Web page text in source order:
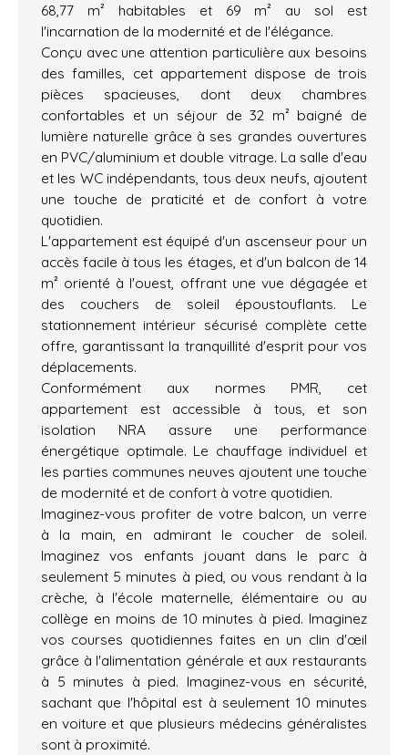
68,77 m² habitables et 69 m² au sol est
l'incarnation de la modernité et de l'élégance.
Conçu avec une attention particulière aux besoins
des familles, cet appartement dispose de trois
pièces spacieuses, dont deux chambres
confortables et un séjour de 32 m² baigné de
lumière naturelle grâce à ses grandes ouvertures
en PVC/aluminium et double vitrage. La salle d'eau
et les WC indépendants, tous deux neufs, ajoutent
une touche de praticité et de confort à votre
quotidien.
L'appartement est équipé d'un ascenseur pour un
accès facile à tous les étages, et d'un balcon de 14
m² orienté à l'ouest, offrant une vue dégagée et
des couchers de soleil époustouflants. Le
stationnement intérieur sécurisé complète cette
offre, garantissant la tranquillité d'esprit pour vos
déplacements.
Conformément aux normes PMR, cet
appartement est accessible à tous, et son
isolation NRA assure une performance
énergétique optimale. Le chauffage individuel et
les parties communes neuves ajoutent une touche
de modernité et de confort à votre quotidien.
Imaginez-vous profiter de votre balcon, un verre
à la main, en admirant le coucher de soleil.
Imaginez vos enfants jouant dans le parc à
seulement 5 minutes à pied, ou vous rendant à la
crèche, à l'école maternelle, élémentaire ou au
collège en moins de 10 minutes à pied. Imaginez
vos courses quotidiennes faites en un clin d'œil
grâce à l'alimentation générale et aux restaurants
à 5 minutes à pied. Imaginez-vous en sécurité,
sachant que l'hôpital est à seulement 10 minutes
en voiture et que plusieurs médecins généralistes
sont à proximité.